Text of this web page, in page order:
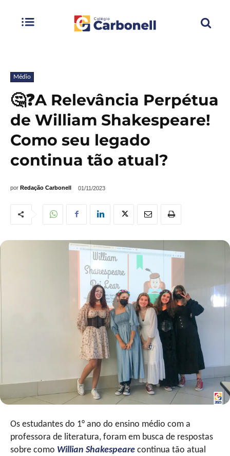
Médio
🤔❓A Relevância Perpétua
de William Shakespeare!
Como seu legado
continua tão atual?
por Redação Carbonell 01/11/2023
Os estudantes do 1° ano do ensino médio com a
professora de literatura, foram em busca de respostas
sobre como Willian Shakespeare continua tão atual